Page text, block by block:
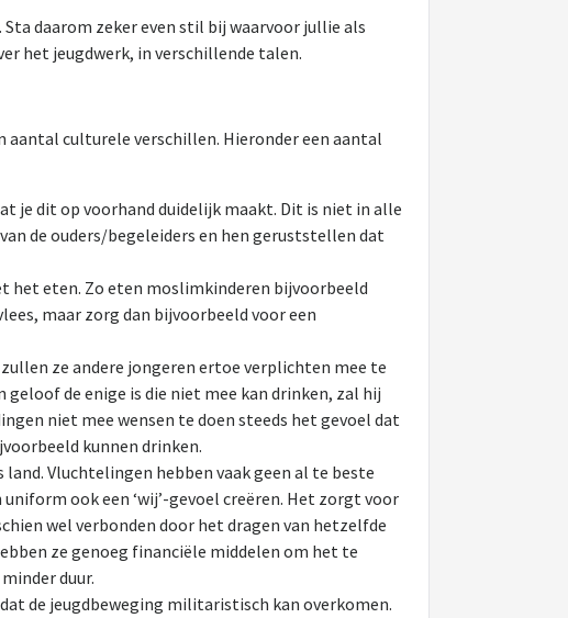
daarom zeker even stil bij waarvoor jullie als
het jeugdwerk, in verschillende talen.
aantal culturele verschillen. Hieronder een aantal
je dit op voorhand duidelijk maakt. Dit is niet in alle
de ouders/begeleiders en hen geruststellen dat
het eten. Zo eten moslimkinderen bijvoorbeeld
maar zorg dan bijvoorbeeld voor een
ze andere jongeren ertoe verplichten mee te
de enige is die niet mee kan drinken, zal hij
niet mee wensen te doen steeds het gevoel dat
kunnen drinken.
Vluchtelingen hebben vaak geen al te beste
ook een ‘wij’-gevoel creëren. Het zorgt voor
wel verbonden door het dragen van hetzelfde
ze genoeg financiële middelen om het te
duur.
de jeugdbeweging militaristisch kan overkomen.